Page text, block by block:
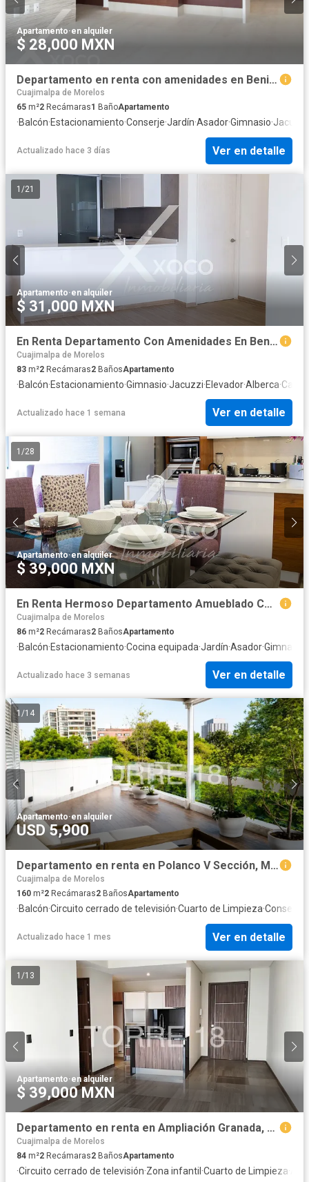
Apartamento·en alquiler
$ 28,000 MXN
Departamento en renta con amenidades en Benito Juárez CDMX
Cuajimalpa de Morelos
65 m²2 Recámaras1 BañoApartamento
·Balcón·Estacionamiento·Conserje·Jardín·Asador·Gimnasio·Jacuzzi
Actualizado hace 3 días Ver en detalle
1 /21
Apartamento·en alquiler
$ 31,000 MXN
En Renta Departamento Con Amenidades En Benito Juárez CDMX
Cuajimalpa de Morelos
83 m²2 Recámaras2 BañosApartamento
·Balcón·Estacionamiento·Gimnasio·Jacuzzi·Elevador·Alberca·
Actualizado hace 1 semana Ver en detalle
1 /28
Apartamento·en alquiler
$ 39,000 MXN
En Renta Hermoso Departamento Amueblado Con Amenidades en Colonia Xoco, CDMX
Cuajimalpa de Morelos
86 m²2 Recámaras2 BañosApartamento
·Balcón·Estacionamiento·Cocina equipada·Jardín·Asador·Gimnasio
Actualizado hace 3 semanas Ver en detalle
1 /14
Apartamento·en alquiler
USD 5,900
Departamento en renta en Polanco V Sección, Miguel Hidalgo, Ciudad de México
Cuajimalpa de Morelos
160 m²2 Recámaras2 BañosApartamento
·Balcón·Circuito cerrado de televisión·Cuarto de Limpieza·Conserje
Actualizado hace 1 mes Ver en detalle
1 /13
Apartamento·en alquiler
$ 39,000 MXN
Departamento en renta en Ampliación Granada, Miguel Hidalgo, Ciudad de México
Cuajimalpa de Morelos
84 m²2 Recámaras2 BañosApartamento
·Circuito cerrado de televisión·Zona infantil ·Cuarto de Limpieza